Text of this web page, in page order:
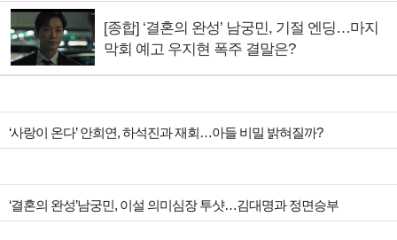
[종합] ‘결혼의 완성’ 남궁민, 기절 엔딩…마지
막회 예고 우지현 폭주 결말은?
‘사랑이 온다’ 안희연, 하석진과 재회…아들 비밀 밝혀질까?
‘결혼의 완성’남궁민, 이설 의미심장 투샷…김대명과 정면승부